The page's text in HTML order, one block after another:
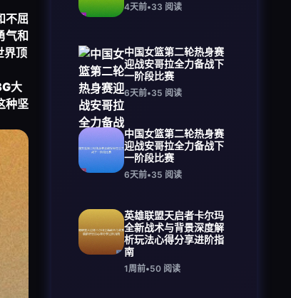
不屈
气和
界顶
大
种坚
4天前•33 阅读
中国女篮第二轮热身赛
迎战安哥拉全力备战下
一阶段比赛
6天前•35 阅读
中国女篮第二轮热身赛
迎战安哥拉全力备战下
一阶段比赛
6天前•35 阅读
英雄联盟天启者卡尔玛
全新战术与背景深度解
析玩法心得分享进阶指
南
1周前•50 阅读